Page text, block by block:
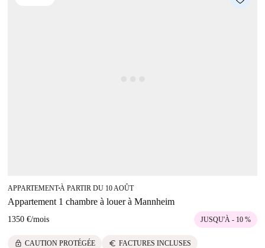
APPARTEMENT■À PARTIR DU 10 AOÛT
Appartement 1 chambre à louer à Mannheim
1350 €/mois JUSQU'À - 10 %
lock CAUTION PROTÉGÉE euro FACTURES INCLUSES